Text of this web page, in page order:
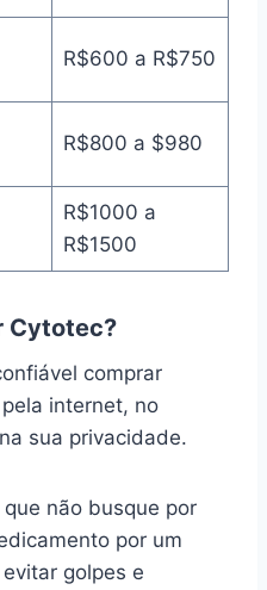
R$600 a R$750
R$800 a $980
R$1000 a
R$1500
Cytotec?
comprar
internet, no
sua privacidade.
não busque por
por um
golpes e